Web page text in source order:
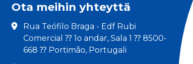
Ota meihin yhteyttä
Rua Teófilo Braga - Edf Rubi
Comercial ⁇ 1o andar, Sala 1 ⁇ 8500-
668 ⁇ Portimão, Portugali